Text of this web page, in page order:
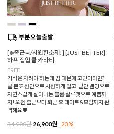
[❄️출근룩/시원한소재!] [JUST BETTER]
하프 집업 쿨 카라티
FREE
격식은 차려야 하는데 땀 때문에 고민이라면?
쿨 분또 원단으로 시원하게 입고, 밑단 밴딩으로
자연스럽게 살아나는 볼륨 실루엣으로 예쁨까
지! 오전 출근부터 퇴근 후 데이트&모임까지 완
벽해요♥
34,900원 26,900원 23%